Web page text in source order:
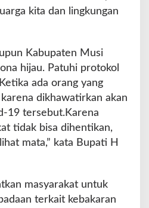
kita dan lingkungan
Kabupaten Musi
hijau. Patuhi protokol
ada orang yang
dikhawatirkan akan
19 tersebut.Karena
tidak bisa dihentikan,
mata,” kata Bupati H
masyarakat untuk
terkait kebakaran